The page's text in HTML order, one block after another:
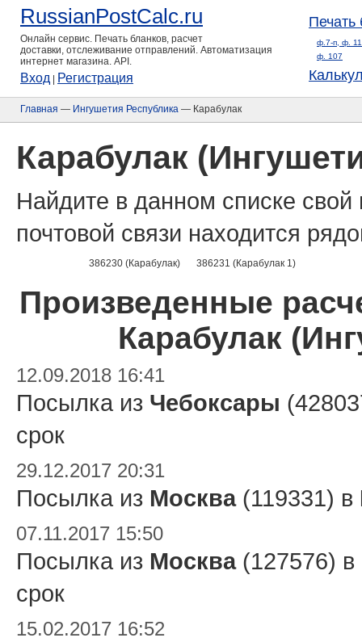
RussianPostCalc.ru
Онлайн сервис. Печать бланков, расчет
доставки, отслеживание отправлений. Автоматизация
интернет магазина. API.
Вход Регистрация
Печать
ф.7-п, ф.
ф. 107
Главная — Ингушетия Республика — Карабулак
Карабулак
Найдите в данном списке
почтовой связи находится
386230 (Карабулак) 386231 (Карабулак 1)
Произведенные
Карабулак
12.09.2018 16:41
Посылка из Чебоксары
срок
29.12.2017 20:31
Посылка из Москва(119331) в
07.11.2017 15:50
Посылка из Москва(127576) в
срок
15.02.2017 16:52